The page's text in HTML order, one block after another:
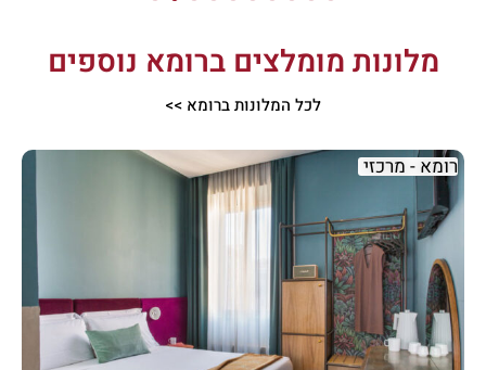
מלונות מומלצים ברומא נוספים
לכל המלונות ברומא >>
רומא - מרכזי